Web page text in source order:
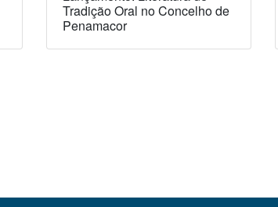
Tradição Oral no Concelho de
Penamacor